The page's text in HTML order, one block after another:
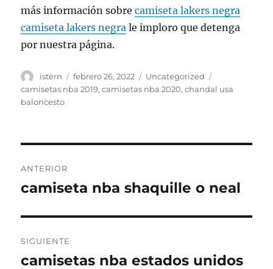
más información sobrecamiseta lakers negra
camiseta lakers negra le imploro que detenga
por nuestra página.
Autor
istern
Publicado
el
febrero 26, 2022 Categorías
Uncategorized
camisetas nba 2019,camisetas nba 2020,chandal usa
baloncesto
de
ANTERIOR
Entrada
camiseta nba shaquille o neal
SIGUIENTE
Entrada
camisetas nba estados unidos